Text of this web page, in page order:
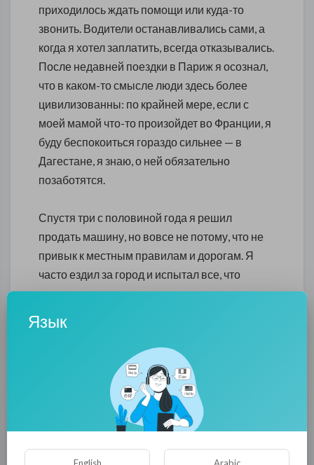
приходилось ждать помощи или куда-то
звонить. Водители останавливались сами, а
когда я хотел заплатить, всегда отказывались.
После недавней поездки в Париж я осознал,
что в каком-то смысле люди здесь более
цивилизованны: по крайней мере, если с
моей мамой что-то произойдет во Франции, я
буду беспокоиться гораздо сильнее — в
Дагестане, я знаю, о ней обязательно
позаботятся.
Спустя три с половиной года я решил
продать машину, но вовсе не потому, что не
привык к местным правилам и дорогам. Я
часто ездил за город и испытал все, что
только возможно: однажды мне даже
берегов река Курахчай вернется в русло —
моста через нее нет, проехать можно было
только вброд. Дело в том, что ездить на
машине американцу в Дагестане просто
неудобно. Если меня останавливал
полицейский, он долго рассматривал мой
Язык